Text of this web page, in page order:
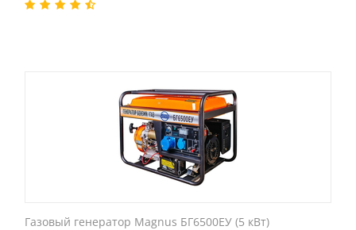
Газовый генератор Magnus БГ6500ЕУ (5 кВт)